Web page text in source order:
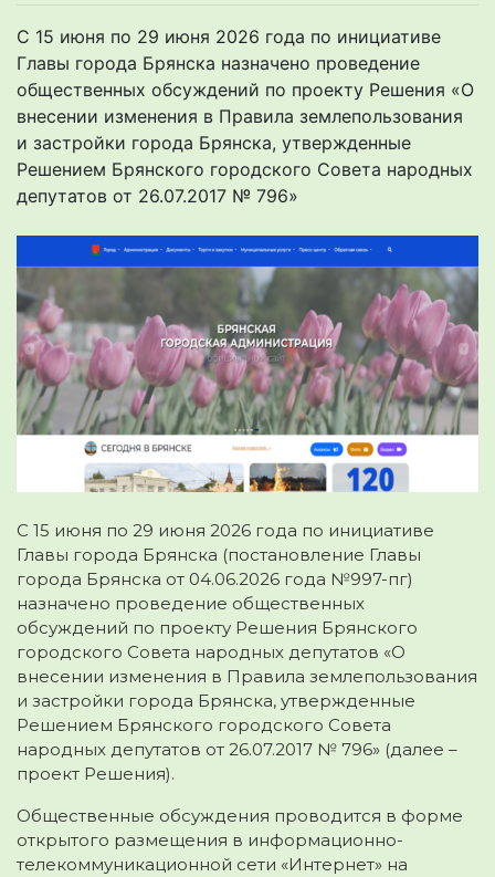
С 15 июня по 29 июня 2026 года по инициативе
Главы города Брянска назначено проведение
общественных обсуждений по проекту Решения «О
внесении изменения в Правила землепользования
и застройки города Брянска, утвержденные
Решением Брянского городского Совета народных
депутатов от 26.07.2017 № 796»
С 15 июня по 29 июня 2026 года по инициативе
Главы города Брянска (постановление Главы
города Брянска от 04.06.2026 года №997-пг)
назначено проведение общественных
обсуждений по проекту Решения Брянского
городского Совета народных депутатов «О
внесении изменения в Правила землепользования
и застройки города Брянска, утвержденные
Решением Брянского городского Совета
народных депутатов от 26.07.2017 № 796» (далее –
проект Решения).
Общественные обсуждения проводится в форме
открытого размещения в информационно-
телекоммуникационной сети «Интернет» на